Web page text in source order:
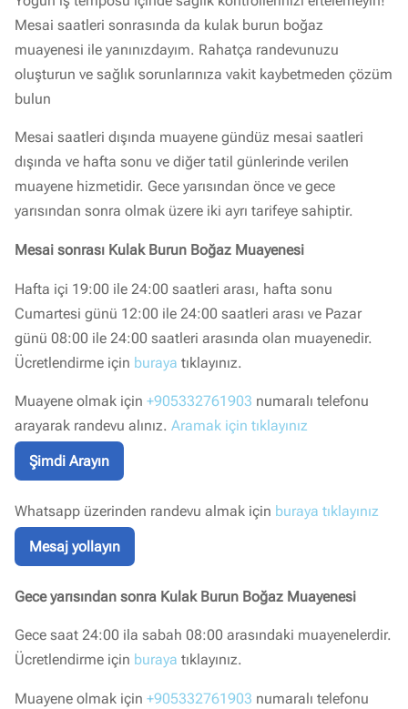
Mesai saatleri sonrasında da kulak burun boğaz
muayenesi ile yanınızdayım. Rahatça randevunuzu
oluşturun ve sağlık sorunlarınıza vakit kaybetmeden çözüm
bulun
Mesai saatleri dışında muayene gündüz mesai saatleri
dışında ve hafta sonu ve diğer tatil günlerinde verilen
muayene hizmetidir. Gece yarısından önce ve gece
yarısından sonra olmak üzere iki ayrı tarifeye sahiptir.
Mesai sonrası Kulak Burun Boğaz Muayenesi
Hafta içi 19:00 ile 24:00 saatleri arası, hafta sonu
Cumartesi günü 12:00 ile 24:00 saatleri arası ve Pazar
günü 08:00 ile 24:00 saatleri arasında olan muayenedir.
Ücretlendirme için buraya tıklayınız.
Muayene olmak için +905332761903 numaralı telefonu
arayarak randevu alınız. Aramak için tıklayınız
Şimdi Arayın
Whatsapp üzerinden randevu almak için buraya tıklayınız
Mesaj yollayın
Gece yarısından sonra Kulak Burun Boğaz Muayenesi
Gece saat 24:00 ila sabah 08:00 arasındaki muayenelerdir.
Ücretlendirme için buraya tıklayınız.
Muayene olmak için +905332761903 numaralı telefonu